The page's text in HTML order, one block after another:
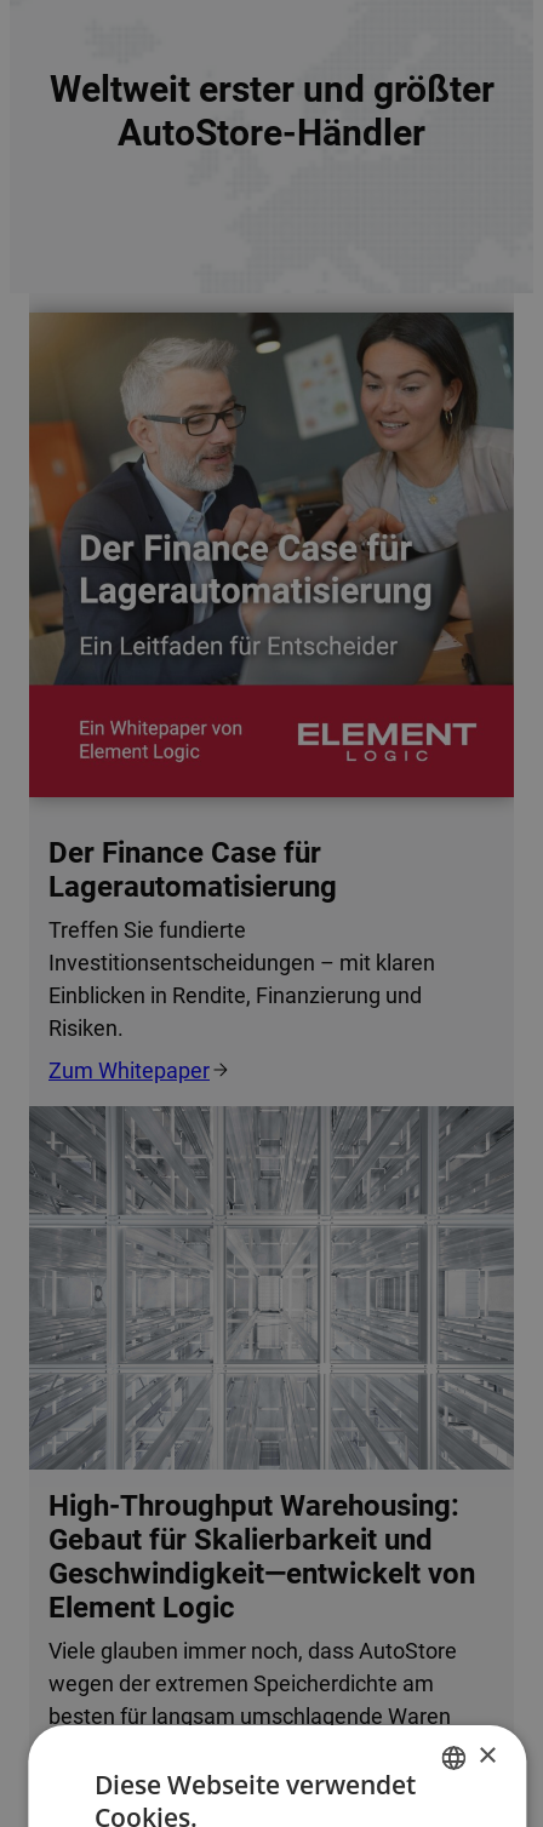
Weltweit erster und größter
AutoStore-Händler
Der Finance Case für
Lagerautomatisierung
Treffen Sie fundierte
Investitionsentscheidungen – mit klaren
Einblicken in Rendite, Finanzierung und
Risiken.
Zum Whitepaper
High-Throughput Warehousing:
Gebaut für Skalierbarkeit und
Geschwindigkeit—entwickelt von
Element Logic
Viele glauben immer noch, dass AutoStore
wegen der extremen Speicherdichte am
besten für langsam umschlagende Waren
oder kleine Betriebe geeignet ist. Tatsache ist,
dass das System problemlos mehrere
zehntausend Bestellzeilen pro Stunde
×
Diese Webseite verwendet
Cookies.